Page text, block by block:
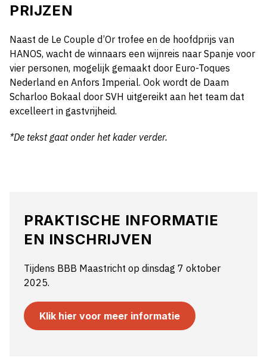
PRIJZEN
Naast de Le Couple d’Or trofee en de hoofdprijs van
HANOS, wacht de winnaars een wijnreis naar Spanje voor
vier personen, mogelijk gemaakt door Euro-Toques
Nederland en Anfors Imperial. Ook wordt de Daam
Scharloo Bokaal door SVH uitgereikt aan het team dat
excelleert in gastvrijheid.
*De tekst gaat onder het kader verder.
PRAKTISCHE INFORMATIE
EN INSCHRIJVEN
Tijdens BBB Maastricht op dinsdag 7 oktober
2025.
Klik hier voor meer informatie